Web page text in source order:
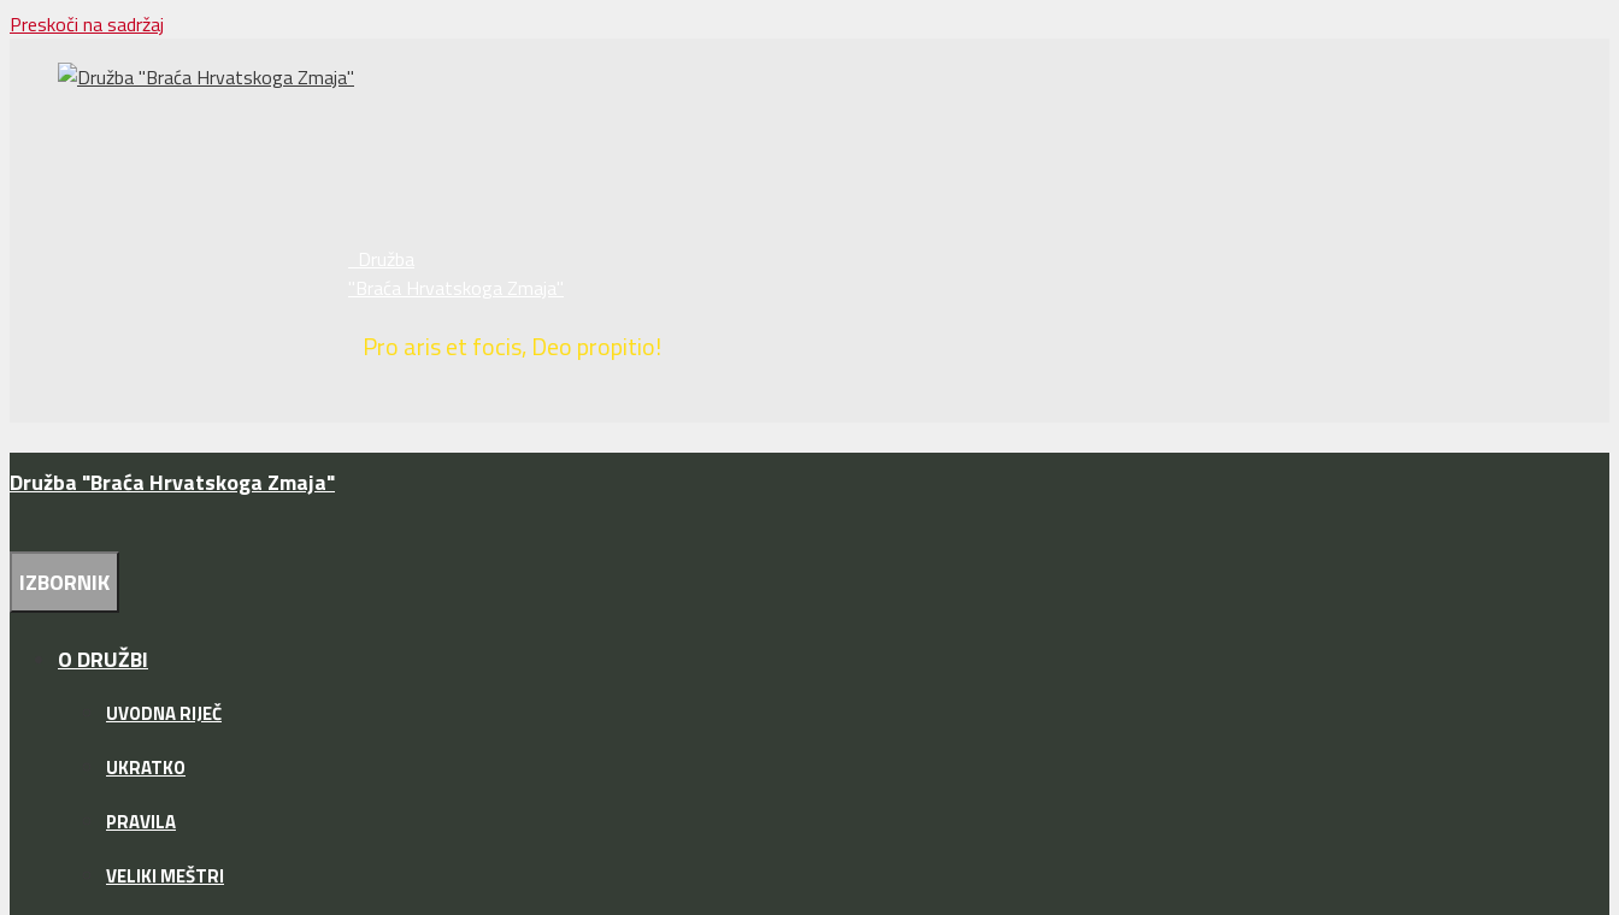
Preskoči na sadržaj
Pro aris et focis, Deo propitio!
Družba "Braća Hrvatskoga Zmaja"
IZBORNIK
O DRUŽBI
UVODNA RIJEČ
UKRATKO
PRAVILA
VELIKI MEŠTRI